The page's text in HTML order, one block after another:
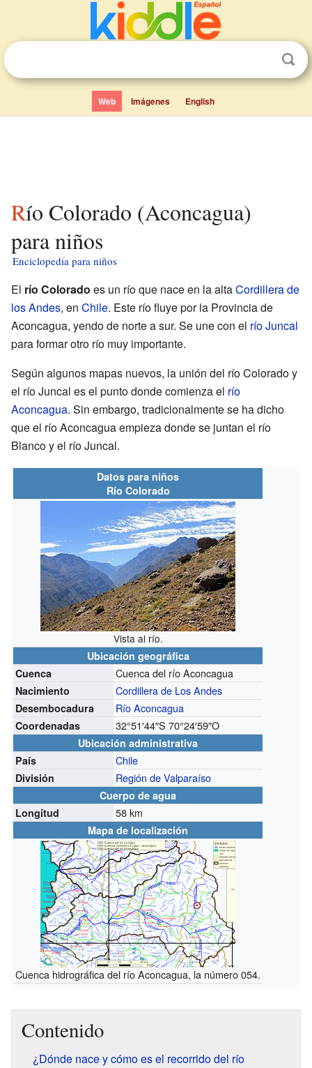
Web Imágenes English
Río Colorado (Aconcagua)
para niños
Enciclopedia para niños
El río Colorado es un río que nace en la altaCordillera de
los Andes, en Chile. Este río fluye por la Provincia de
Aconcagua, yendo de norte a sur. Se une con el río Juncal
para formar otro río muy importante.
Según algunos mapas nuevos, la unión del río Colorado y
el río Juncal es el punto donde comienza el río
Aconcagua. Sin embargo, tradicionalmente se ha dicho
que el río Aconcagua empieza donde se juntan el río
Blanco y el río Juncal.
Datos para niños
Río Colorado
Vista al río.
Ubicación geográfica
Cuenca
Cuenca del río Aconcagua
Nacimiento Cordillera de Los Andes
Desembocadura Río Aconcagua
Coordenadas 32°51′44″S 70°24′59″O
Ubicación administrativa
País
Chile
División Región de Valparaíso
Cuerpo de agua
Longitud
58 km
Mapa de localización
Cuenca hidrográfica del río Aconcagua, la número 054.
Contenido
¿Dónde nace y cómo es el recorrido del río